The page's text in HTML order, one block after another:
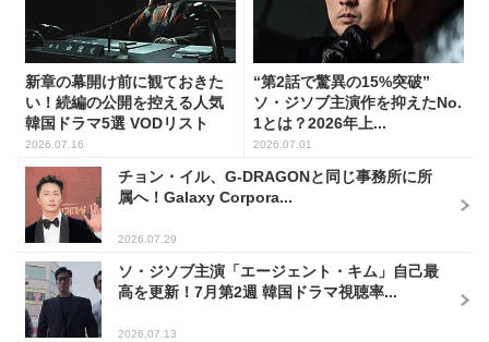
新章の幕開け前に観ておきた
い！続編の公開を控える人気
韓国ドラマ5選 VODリスト
2026.07.16
“第2話で驚異の15%突破”
ソ・ジソブ主演作を抑えたNo.
1とは？2026年上...
2026.07.01
チョン・イル、G-DRAGONと同じ事務所に所
属へ！Galaxy Corpora...
2026.07.29
ソ・ジソブ主演「エージェント・キム」自己最
高を更新！7月第2週 韓国ドラマ視聴率...
2026.07.13